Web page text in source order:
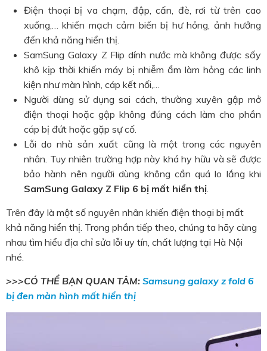
Điện thoại bị va chạm, đập, cấn, đè, rơi từ trên cao
xuống,… khiến mạch cảm biến bị hư hỏng, ảnh hưởng
đến khả năng hiển thị.
SamSung Galaxy Z Flip dính nước mà không được sấy
khô kịp thời khiến máy bị nhiễm ẩm làm hỏng các linh
kiện như màn hình, cáp kết nối,…
Người dùng sử dụng sai cách, thường xuyên gập mở
điện thoại hoặc gập không đúng cách làm cho phần
cáp bị đứt hoặc gặp sự cố.
Lỗi do nhà sản xuất cũng là một trong các nguyên
nhân. Tuy nhiên trường hợp này khá hy hữu và sẽ được
bảo hành nên người dùng không cần quá lo lắng khi
SamSung Galaxy Z Flip 6 bị mất hiển thị.
Trên đây là một số nguyên nhân khiến điện thoại bị mất
khả năng hiển thị. Trong phần tiếp theo, chúng ta hãy cùng
nhau tìm hiểu địa chỉ sửa lỗi uy tín, chất lượng tại Hà Nội
nhé.
>>>CÓ THỂ BẠN QUAN TÂM: Samsung galaxy z fold 6
bị đen màn hình mất hiển thị